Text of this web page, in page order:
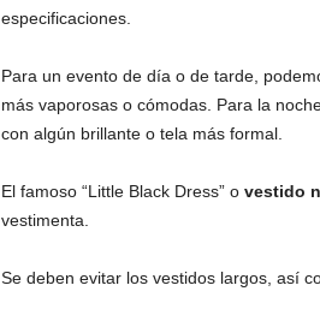
especificaciones.
Para un evento de día o de tarde,
más vaporosas o cómodas. Para la
con algún brillante o tela más formal.
El famoso “Little Black Dress” o vestido
vestimenta.
Se deben evitar los vestidos largos, así